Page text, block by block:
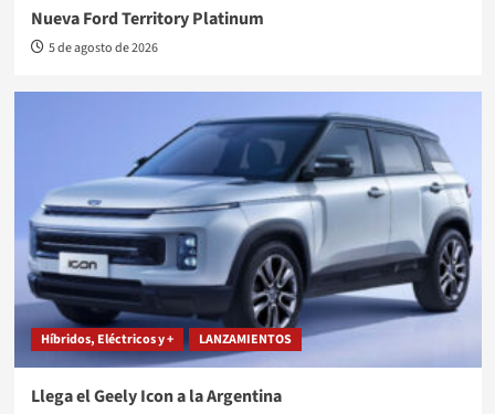
Nueva Ford Territory Platinum
5 de agosto de 2026
Híbridos, Eléctricos y + LANZAMIENTOS
Llega el Geely Icon a la Argentina